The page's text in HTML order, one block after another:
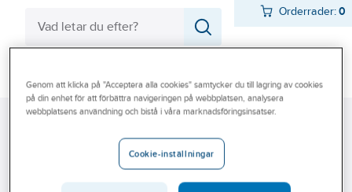
Orderrader:0
Varumärken
Genom att klicka på "Acceptera alla cookies" samtycker du till lagring av cookies
på din enhet för att förbättra navigeringen på webbplatsen, analysera
webbplatsens användning och bistå i våra marknadsföringsinsatser.
Cookie-inställningar